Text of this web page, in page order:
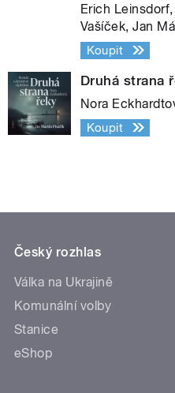
Erich
Vašíček, Jan
Koupit
Druhá strana
Nora
Koupit
Český rozhlas
Válka na Ukrajině
Komunální volby
Stanice
eShop